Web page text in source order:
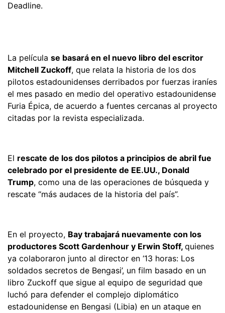
Deadline.
La película se basará en el nuevo libro del escritor
Mitchell Zuckoff, que relata la historia de los dos
pilotos estadounidenses derribados por fuerzas iraníes
el mes pasado en medio del operativo estadounidense
Furia Épica, de acuerdo a fuentes cercanas al proyecto
citadas por la revista especializada.
El rescate de los dos pilotos a principios de abril fue
celebrado por el presidente de EE.UU., Donald
Trump, como una de las operaciones de búsqueda y
rescate “más audaces de la historia del país”.
En el proyecto, Bay trabajará nuevamente con los
productores Scott Gardenhour y Erwin Stoff, quienes
ya colaboraron junto al director en ‘13 horas: Los
soldados secretos de Bengasi’, un film basado en un
libro Zuckoff que sigue al equipo de seguridad que
luchó para defender el complejo diplomático
estadounidense en Bengasi (Libia) en un ataque en